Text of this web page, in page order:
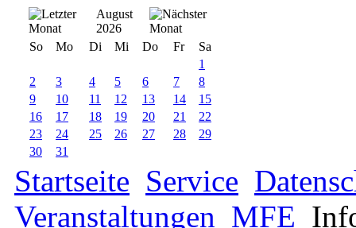
August
2026
So
Mo Di Mi Do Fr
Sa
1
2
3 4 5 6 7
8
9
10 11 12 13 14
15
16
17 18 19 20 21
22
23
24 25 26 27 28
29
30
31
Startseite Service
Veranstaltungen MFE